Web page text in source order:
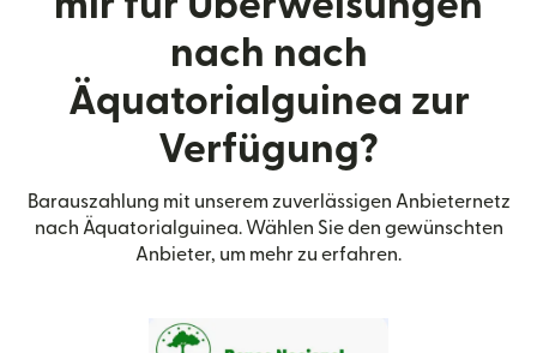
nach nach
Äquatorialguinea zur
Verfügung?
Barauszahlung mit unserem zuverlässigen Anbieternetz
nach Äquatorialguinea. Wählen Sie den gewünschten
Anbieter, um mehr zu erfahren.